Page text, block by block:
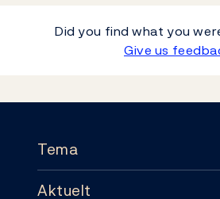
Did you find what you
Give us
Tema
Aktuelt